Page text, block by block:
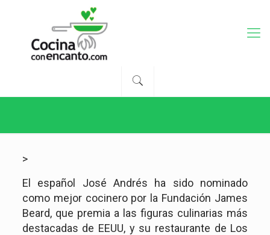
>
El español José Andrés ha sido nominado
como mejor cocinero por la Fundación James
Beard, que premia a las figuras culinarias más
destacadas de EEUU, y su restaurante de Los